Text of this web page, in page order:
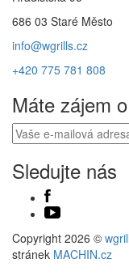
686 03 Staré Město
info@wgrills.cz
+420 775 781 808
Máte zájem
Sledujte nás
Copyright 2026 ©
stránek MACHIN.cz